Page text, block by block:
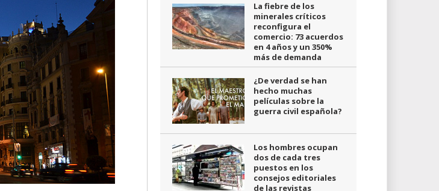
La fiebre de los
minerales críticos
reconfigura el
comercio: 73 acuerdos
en 4 años y un 350%
más de demanda
¿De verdad se han
hecho muchas
películas sobre la
guerra civil española?
Los hombres ocupan
dos de cada tres
puestos en los
consejos editoriales
de las revistas